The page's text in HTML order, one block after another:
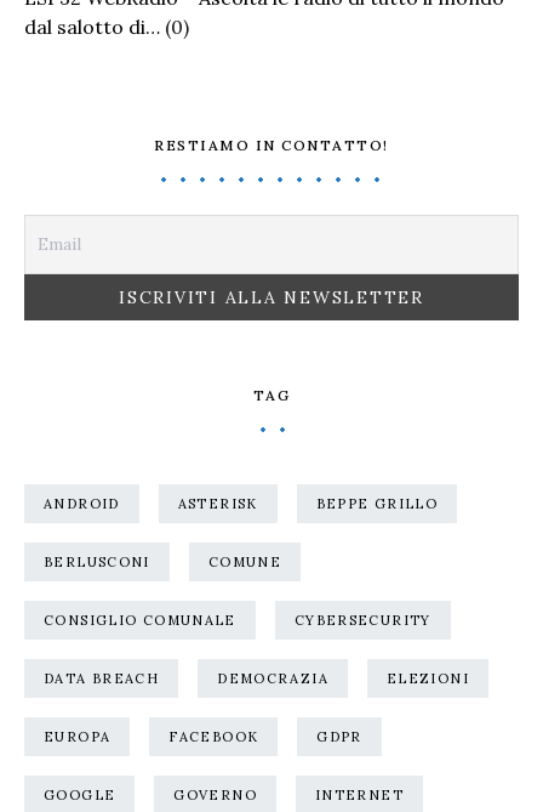
dal salotto di… (0)
RESTIAMO IN CONTATTO!
TAG
ANDROID ASTERISK BEPPE GRILLO
BERLUSCONI COMUNE
CONSIGLIO COMUNALE CYBERSECURITY
DATA BREACH DEMOCRAZIA ELEZIONI
EUROPA FACEBOOK GDPR
GOOGLE GOVERNO INTERNET